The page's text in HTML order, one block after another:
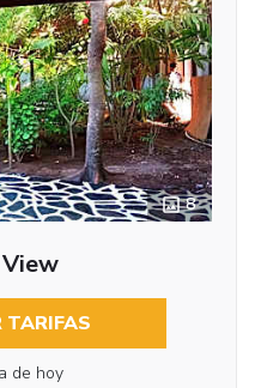
8
TARIFAS
de hoy